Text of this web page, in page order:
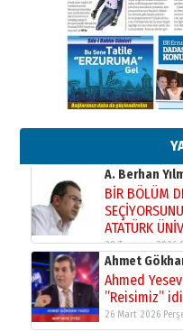
Murat
çıtayı yukarı
çekmemeli!
17 Şubat 2026 SalıOrhan
Bir fotoğraf,
gazeteci…
A. Berhan
BİR BÖLÜM
ATATÜRK
28 Temmuz 2026
Ahmet
Ahmed
”Reisimiz”
26 Mart 2026